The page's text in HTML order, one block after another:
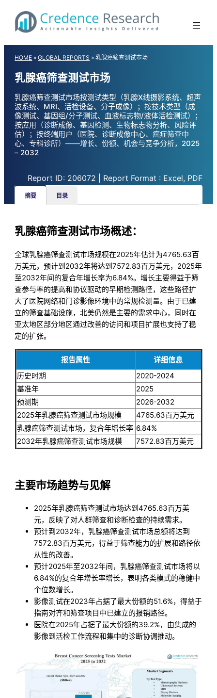
content
HOME »GLOBAL REPORTS »乳腺癌筛查测试市场
乳腺癌筛查测试市场
乳腺癌筛查测试市场按测试类型（乳腺X线摄影系统、超声
波系统、MRI、活检设备、分子成像）；按技术类型（成
像测试、基因组/分子测试、血液标志物/液体活检测试）；
按应用（诊断成像、基因检测、生物标志物分析、风险评
估）；按终端用户（医院、诊断成像中心、癌症筛查中
心、专科诊所）——增长、份额、机会与竞争分析，2025
– 2032
Report ID: 206072 | Report Format : Excel, PDF
摘要 目录
乳腺癌筛查测试市场概述：
全球乳腺癌筛查测试市场规模在2025年估计为4765.63百
万美元，预计到2032年将达到7572.83百万美元，2025年
至2032年间的复合年增长率为6.84%。增长主要得益于筛
查参与率的提高和协议驱动的早期检测路径，这些路径扩
大了医院网络和门诊影像环境中的常规检测量。由于已建
立的筛查基础设施，北美仍然是主要的需求中心，同时在
亚太地区部分地区通过改善的访问和项目扩展也支持了稳
定的扩张。
报告属性
详细信息
历史时期
2020-2024
基准年
2025
预测期
2026-2032
2025年乳腺癌筛查测试市场规模
4765.63百万美元
乳腺癌筛查测试市场，复合年增长率 6.84%
2032年乳腺癌筛查测试市场规模
7572.83百万美元
主要市场趋势与见解
2025年乳腺癌筛查测试市场达到4765.63百万美
元，反映了对人群筛查和诊断检查的持续需求。
预计到2032年，乳腺癌筛查测试市场总额将达到
7572.83百万美元，得益于筛查能力的扩展和路径依
从性的改善。
预计2025年至2032年间，乳腺癌筛查测试市场将以
6.84%的复合年增长率增长，表明各类模式的稳健中
个位数增长。
影像测试在2023年占据了最大份额的51.6%，得益于
指南对齐和筛查项目中已建立的报销路径。
医院在2025年占据了最大份额的39.2%，由集成的
影像到活检工作流程和集中的诊断协调推动。